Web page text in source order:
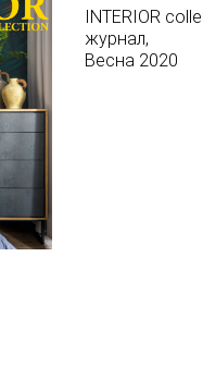
INTERIOR
журнал,
Весна 2020